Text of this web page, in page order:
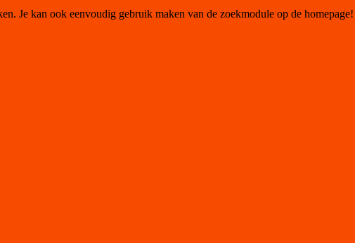
Je kan ook eenvoudig gebruik maken van de zoekmodule op de homepage!